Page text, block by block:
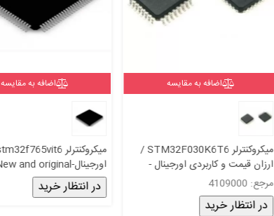
اضافه به مقایسه
میکروکنترلر STM32F030K6T6 /
ارزان قیمت و کاربردی اورجینال -
New and original+گارانتی
مرجع: 4109000
در انتظار خرید
اضافه به مقایسه
اورجینال-New and original+گارانتی
در انتظار خرید